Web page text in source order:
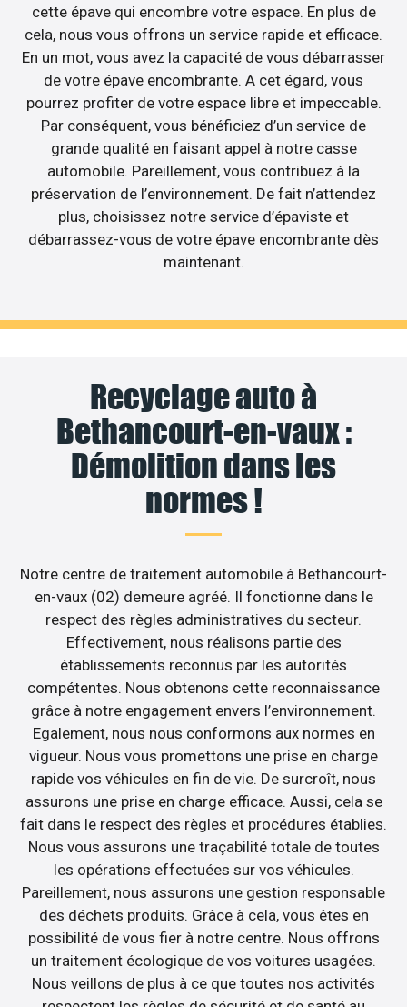
cette épave qui encombre votre espace. En plus de
cela, nous vous offrons un service rapide et efficace.
En un mot, vous avez la capacité de vous débarrasser
de votre épave encombrante. A cet égard, vous
pourrez profiter de votre espace libre et impeccable.
Par conséquent, vous bénéficiez d’un service de
grande qualité en faisant appel à notre casse
automobile. Pareillement, vous contribuez à la
préservation de l’environnement. De fait n’attendez
plus, choisissez notre service d’épaviste et
débarrassez-vous de votre épave encombrante dès
maintenant.
Recyclage auto à
Bethancourt-en-vaux :
Démolition dans les
normes !
Notre centre de traitement automobile à Bethancourt-
en-vaux (02) demeure agréé. Il fonctionne dans le
respect des règles administratives du secteur.
Effectivement, nous réalisons partie des
établissements reconnus par les autorités
compétentes. Nous obtenons cette reconnaissance
grâce à notre engagement envers l’environnement.
Egalement, nous nous conformons aux normes en
vigueur. Nous vous promettons une prise en charge
rapide vos véhicules en fin de vie. De surcroît, nous
assurons une prise en charge efficace. Aussi, cela se
fait dans le respect des règles et procédures établies.
Nous vous assurons une traçabilité totale de toutes
les opérations effectuées sur vos véhicules.
Pareillement, nous assurons une gestion responsable
des déchets produits. Grâce à cela, vous êtes en
possibilité de vous fier à notre centre. Nous offrons
un traitement écologique de vos voitures usagées.
Nous veillons de plus à ce que toutes nos activités